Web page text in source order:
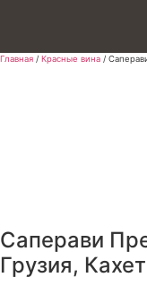
Главная / Красные вина /
Саперави
Грузия,